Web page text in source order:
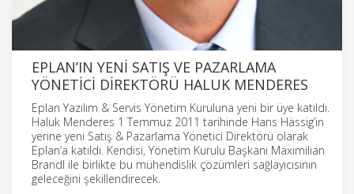
EPLAN’IN YENI SATIŞ VE PAZARLAMA
YÖNETICI DIREKTÖRÜ HALUK MENDERES
Eplan Yazılım & Servis Yönetim Kuruluna yeni bir üye katıldı.
Haluk Menderes 1 Temmuz 2011 tarihinde Hans Hässig’in
yerine yeni Satış & Pazarlama Yönetici Direktörü olarak
Eplan’a katıldı. Kendisi, Yönetim Kurulu Başkanı Maximilian
Brandl ile birlikte bu mühendislik çözümleri sağlayıcısının
geleceğini şekillendirecek.